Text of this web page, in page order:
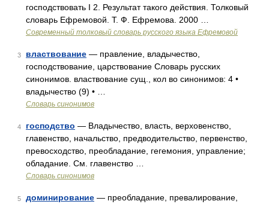
господствовать I 2. Результат такого действия. Толковый
словарь Ефремовой. Т. Ф. Ефремова. 2000 …
Современный толковый словарь русского языка Ефремовой
3 властвование — правление, владычество,
господствование, царствование Словарь русских
синонимов. властвование сущ., кол во синонимов: 4 •
владычество (9) • …
Словарь синонимов
4 господство — Владычество, власть, верховенство,
главенство, начальство, предводительство, первенство,
превосходство, преобладание, гегемония, управление;
обладание. См. главенство …
Словарь синонимов
5 доминирование — преобладание, превалирование,